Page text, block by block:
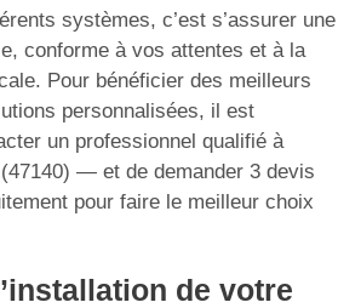
systèmes, c’est s’assurer une
conforme à vos attentes et à la
Pour bénéficier des meilleurs
personnalisées, il est
un professionnel qualifié à
(47140) — et de demander 3 devis
pour faire le meilleur choix
de votre